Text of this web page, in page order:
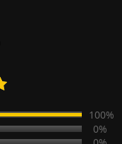
100%
0%